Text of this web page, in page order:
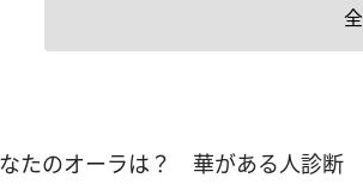
たのオーラは？ 華がある人診断